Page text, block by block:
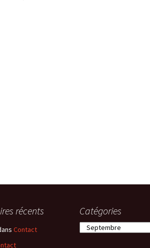
récents
Contact
Catégories
Catégories